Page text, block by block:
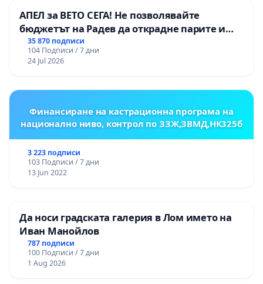
АПЕЛ за ВЕТО СЕГА! Не позволявайте
бюджетът на Радев да открадне парите и
правата ни в тъмното
35 870 подписи
104 Подписи / 7 дни
24 Jul 2026
Финансиране на кастрационна програма на
национално ниво, контрол по ЗЗЖ,ЗВМД,НК325б
3 223 подписи
103 Подписи / 7 дни
13 Jun 2022
Да носи градската галерия в Лом името на
Иван Манойлов
787 подписи
100 Подписи / 7 дни
1 Aug 2026